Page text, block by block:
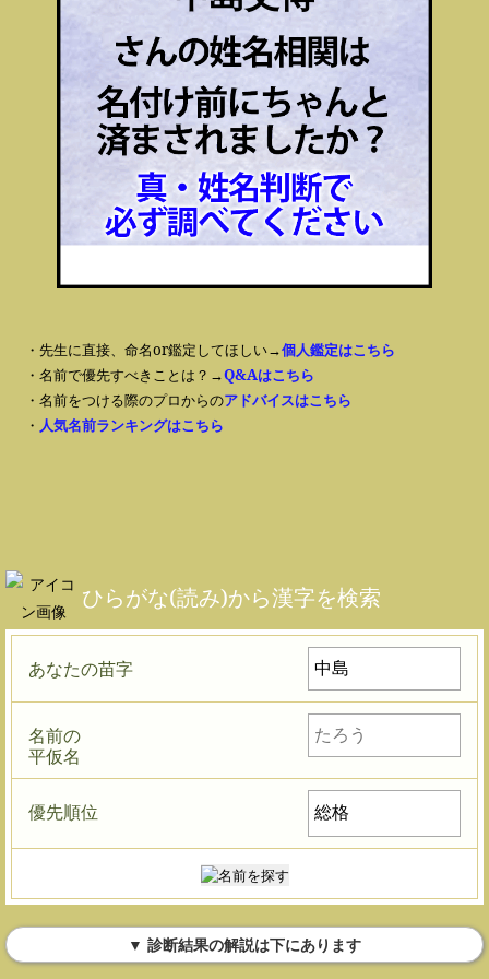
・先生に直接、命名or鑑定してほしい→個人鑑定はこちら
・名前で優先すべきことは？→Q&Aはこちら
・名前をつける際のプロからのアドバイスはこちら
・ 人気名前ランキングはこちら
ひらがな(読み)から漢字を検索
あなたの苗字
名前の
平仮名
優先順位
▼ 診断結果の解説は下にあります